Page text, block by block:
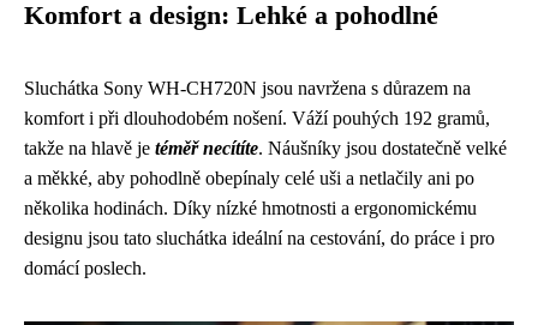
Komfort a design: Lehké a pohodlné
Sluchátka Sony WH-CH720N jsou navržena s důrazem na
komfort i při dlouhodobém nošení. Váží pouhých 192 gramů,
takže na hlavě je téměř necítíte. Náušníky jsou dostatečně velké
a měkké, aby pohodlně obepínaly celé uši a netlačily ani po
několika hodinách. Díky nízké hmotnosti a ergonomickému
designu jsou tato sluchátka ideální na cestování, do práce i pro
domácí poslech.